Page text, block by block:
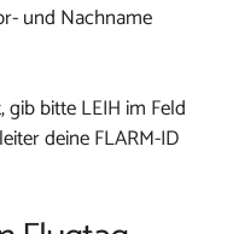
und Nachname
bitte LEIH im Feld
deine FLARM-ID